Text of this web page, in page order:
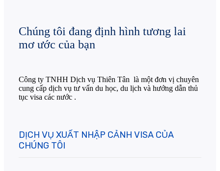
Chúng tôi đang định hình tương lai
mơ ước của bạn
Công ty TNHH Dịch vụ Thiên Tân là một đơn vị chuyên
cung cấp dịch vụ tư vấn du học, du lịch và hướng dẫn thủ
tục visa các nước .
DỊCH VỤ XUẤT NHẬP CẢNH VISA CỦA
CHÚNG TÔI